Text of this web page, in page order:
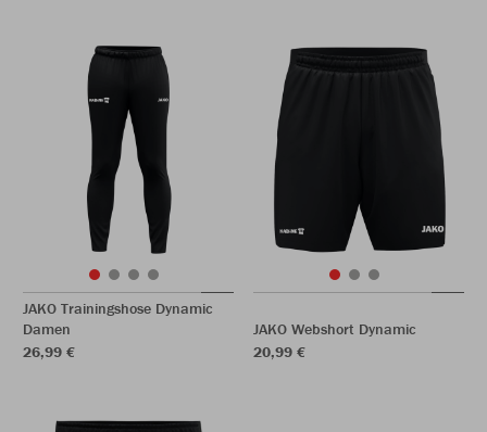
JAKO Trainingshose Dynamic
Damen
26,99 €
JAKO Webshort Dynamic
20,99 €